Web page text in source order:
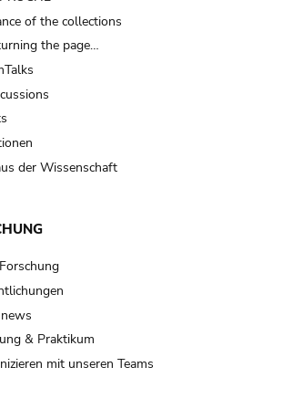
of the collections
the page…
der Wissenschaft
& Praktikum
mit unseren Teams